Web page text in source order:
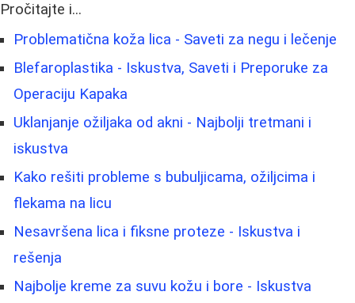
Pročitajte i...
Problematična koža lica - Saveti za negu i lečenje
Blefaroplastika - Iskustva, Saveti i Preporuke za
Operaciju Kapaka
Uklanjanje ožiljaka od akni - Najbolji tretmani i
iskustva
Kako rešiti probleme s bubuljicama, ožiljcima i
flekama na licu
Nesavršena lica i fiksne proteze - Iskustva i
rešenja
Najbolje kreme za suvu kožu i bore - Iskustva